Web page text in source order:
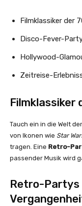
Filmklassiker der
Disco-Fever-
Hollywood-
Zeitreise-
Filmklassiker
Tauch ein in die Welt
von Ikonen wie Star
tragen. Eine Retro-
passender Musik wird
Retro-Partys